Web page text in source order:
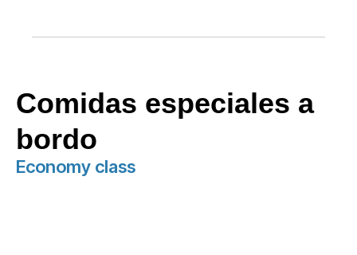
Comidas especiales a
bordo
Economy class